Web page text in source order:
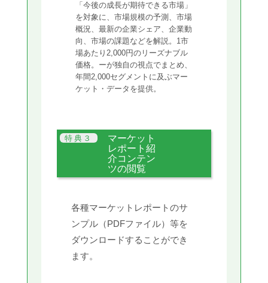
「今後の成長が期待できる市場」
を対象に、市場規模の予測、市場
概況、最新の企業シェア、企業動
向、市場の課題などを解説。1市
場あたり2,000円のリーズナブル
価格。ーが独自の視点でまとめ、
年間2,000セグメントに及ぶマー
ケット・データを提供。
マーケット
レポート紹
介コンテン
ツの閲覧
各種マーケットレポートのサ
ンプル（PDFファイル）等を
ダウンロードすることができ
ます。